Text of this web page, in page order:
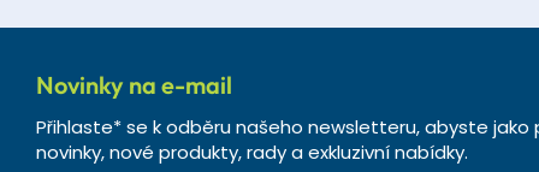
Novinky na e-mail
Přihlaste* se k odběru našeho newsletteru, abyste jako
novinky, nové produkty, rady a exkluzivní nabídky.